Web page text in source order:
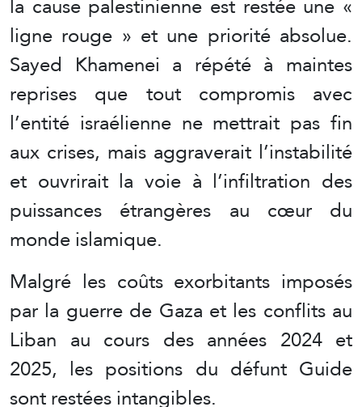
ligne rouge » et une priorité absolue.
Sayed Khamenei a répété à maintes
reprises que tout compromis avec
l’entité israélienne ne mettrait pas fin
aux crises, mais aggraverait l’instabilité
et ouvrirait la voie à l’infiltration des
puissances étrangères au cœur du
monde islamique.
Malgré les coûts exorbitants imposés
par la guerre de Gaza et les conflits au
Liban au cours des années 2024 et
2025, les positions du défunt Guide
sont restées intangibles.